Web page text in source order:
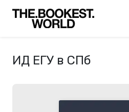
ИД ЕГУ в СПб